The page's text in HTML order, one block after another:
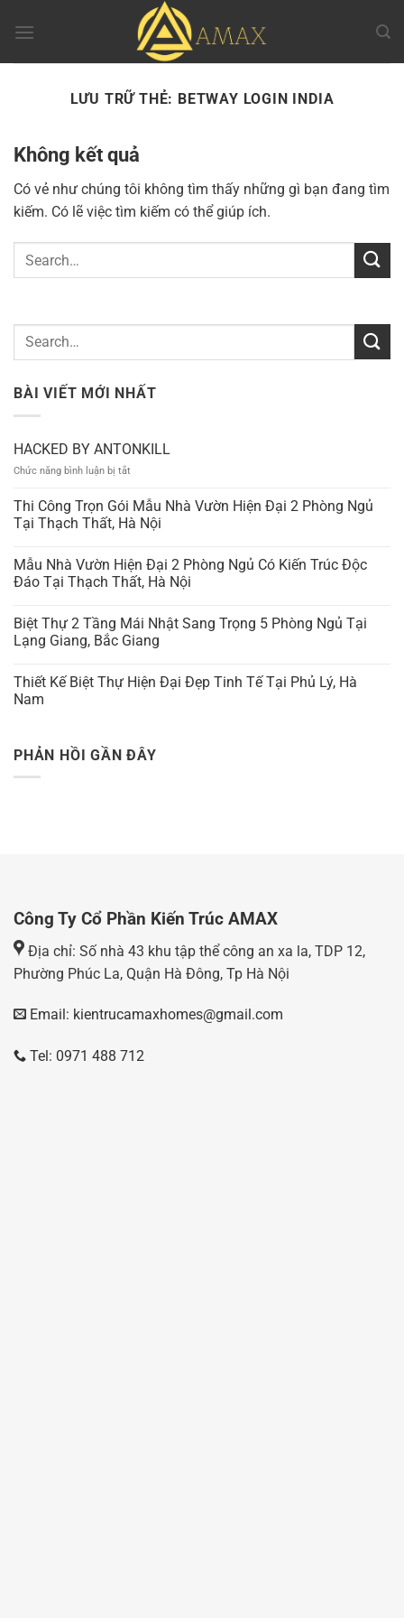
đến
LƯU TRỮ THẺ: BETWAY LOGIN INDIA
Không kết quả
Có vẻ như chúng tôi không tìm thấy những gì bạn đang tìm
kiếm. Có lẽ việc tìm kiếm có thể giúp ích.
BÀI VIẾT MỚI NHẤT
HACKED BY ANTONKILL
Chức năng bình luận bị tắt
BY
ANTONKILL
Thi Công Trọn Gói Mẫu Nhà Vườn Hiện Đại 2 Phòng Ngủ
Tại Thạch Thất, Hà Nội
Mẫu Nhà Vườn Hiện Đại 2 Phòng Ngủ Có Kiến Trúc Độc
Đáo Tại Thạch Thất, Hà Nội
Biệt Thự 2 Tầng Mái Nhật Sang Trọng 5 Phòng Ngủ Tại
Lạng Giang, Bắc Giang
Thiết Kế Biệt Thự Hiện Đại Đẹp Tinh Tế Tại Phủ Lý, Hà
Nam
PHẢN HỒI GẦN ĐÂY
Công Ty Cổ Phần Kiến Trúc AMAX
Địa chỉ: Số nhà 43 khu tập thể công an xa la, TDP 12,
Phường Phúc La, Quận Hà Đông, Tp Hà Nội
Email: kientrucamaxhomes@gmail.com
Tel: 0971 488 712